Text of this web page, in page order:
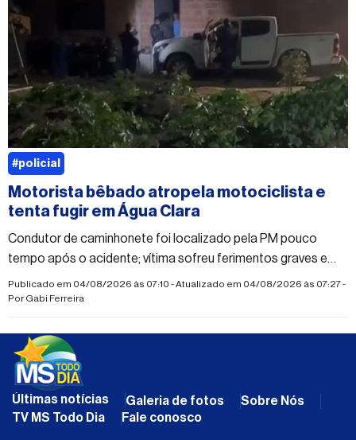
Motorista bêbado atropela motociclista e
tenta fugir em Água Clara
Condutor de caminhonete foi localizado pela PM pouco
tempo após o acidente; vítima sofreu ferimentos graves e
suspeita de fraturas nas duas pernas
Publicado em 04/08/2026 às 07:10 - Atualizado em 04/08/2026 às 07:27 -
PorGabi Ferreira
#policial
Últimas notícias Galeria de fotos
Sobre Nós
TV MS Todo Dia
Fale conosco